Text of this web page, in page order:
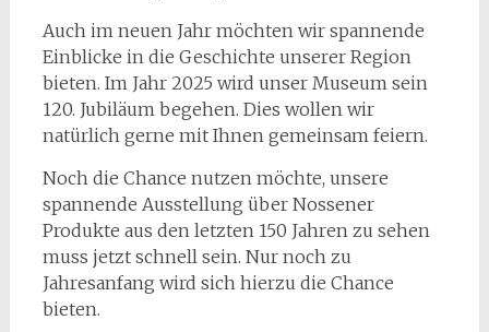
Auch im neuen Jahr möchten wir spannende
Einblicke in die Geschichte unserer Region
bieten. Im Jahr 2025 wird unser Museum sein
120. Jubiläum begehen. Dies wollen wir
natürlich gerne mit Ihnen gemeinsam feiern.
Noch die Chance nutzen möchte, unsere
spannende Ausstellung über Nossener
Produkte aus den letzten 150 Jahren zu sehen
muss jetzt schnell sein. Nur noch zu
Jahresanfang wird sich hierzu die Chance
bieten.